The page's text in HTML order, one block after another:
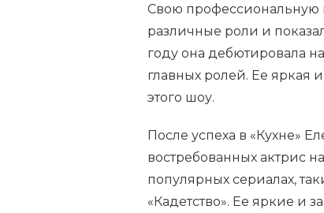
Свою профессиональную
различные роли и
году она дебютировала
главных ролей. Ее яркая
этого шоу.
После успеха в «Кухне»
востребованных актрис
популярных сериалах,
«Кадетство». Ее яркие и